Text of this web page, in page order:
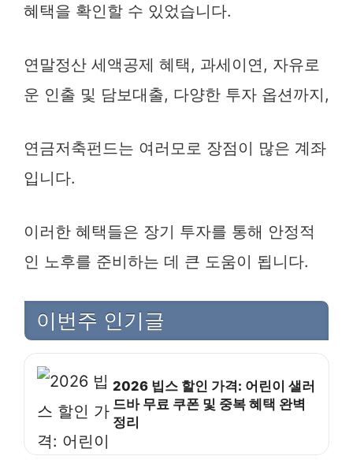
혜택을 확인할 수 있었습니다.
연말정산 세액공제 혜택, 과세이연, 자유로
운 인출 및 담보대출, 다양한 투자 옵션까지,
연금저축펀드는 여러모로 장점이 많은 계좌
입니다.
이러한 혜택들은 장기 투자를 통해 안정적
인 노후를 준비하는 데 큰 도움이 됩니다.
이번주 인기글
2026 빕스 할인 가격: 어린이 샐러
드바 무료 쿠폰 및 중복 혜택 완벽
정리